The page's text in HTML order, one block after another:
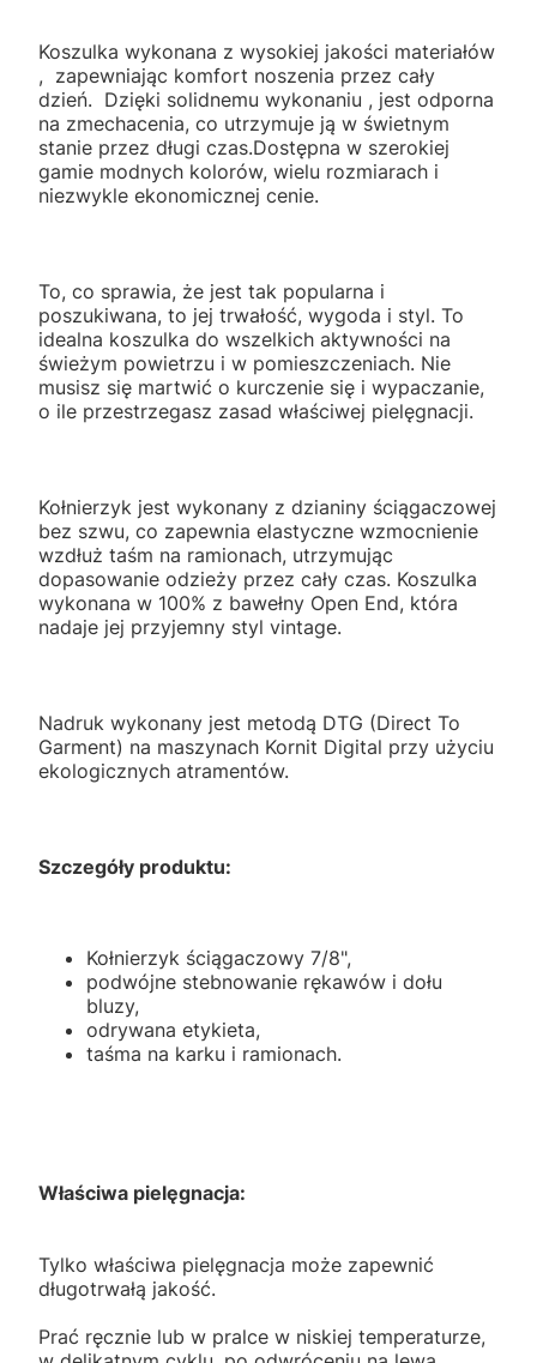
Koszulka wykonana z wysokiej jakości materiałów
, zapewniając komfort noszenia przez cały
dzień. Dzięki solidnemu wykonaniu , jest odporna
na zmechacenia, co utrzymuje ją w świetnym
stanie przez długi czas.Dostępna w szerokiej
gamie modnych kolorów, wielu rozmiarach i
niezwykle ekonomicznej cenie.
To, co sprawia, że jest tak popularna i
poszukiwana, to jej trwałość, wygoda i styl. To
idealna koszulka do wszelkich aktywności na
świeżym powietrzu i w pomieszczeniach. Nie
musisz się martwić o kurczenie się i wypaczanie,
o ile przestrzegasz zasad właściwej pielęgnacji.
Kołnierzyk jest wykonany z dzianiny ściągaczowej
bez szwu, co zapewnia elastyczne wzmocnienie
wzdłuż taśm na ramionach, utrzymując
dopasowanie odzieży przez cały czas. Koszulka
wykonana w 100% z bawełny Open End, która
nadaje jej przyjemny styl vintage.
Nadruk wykonany jest metodą DTG (Direct To
Garment) na maszynach Kornit Digital przy użyciu
ekologicznych atramentów.
Szczegóły produktu:
Kołnierzyk ściągaczowy 7/8",
podwójne stebnowanie rękawów i dołu
bluzy,
odrywana etykieta,
taśma na karku i ramionach.
Właściwa pielęgnacja:
Tylko właściwa pielęgnacja może zapewnić
długotrwałą jakość.
Prać ręcznie lub w pralce w niskiej temperaturze,